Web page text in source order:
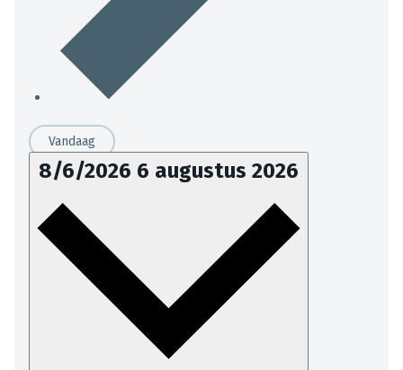
Vandaag
8/6/2026 6 augustus 2026